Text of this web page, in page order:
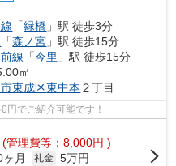
「緑橋 」駅 徒歩3分
「森ノ宮 」駅 徒歩15分
線 「今里 」駅 徒歩15分
㎡
東成区東中本 ２丁目
円でご紹介可能です！
(管理費等：8,000円 )
ヶ月 礼金 5万円